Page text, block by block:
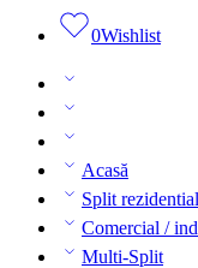
0Wishlist
Acasă
Split rezidential
Comercial /
Multi-Split